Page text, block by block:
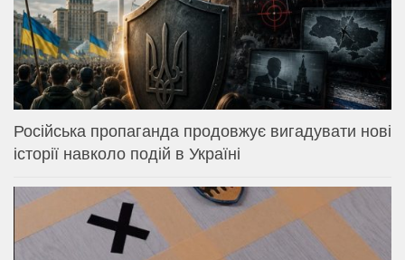
Російська пропаганда продовжує вигадувати нові
історії навколо подій в Україні